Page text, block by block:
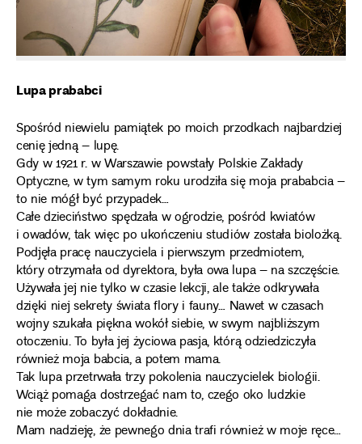
Lupa prababci
Spośród niewielu pamiątek po moich przodkach najbardziej
cenię jedną – lupę.
Gdy w 1921 r. w Warszawie powstały Polskie Zakłady
Optyczne, w tym samym roku urodziła się moja prababcia –
to nie mógł być przypadek…
Całe dzieciństwo spędzała w ogrodzie, pośród kwiatów
i owadów, tak więc po ukończeniu studiów została biolożką.
Podjęła pracę nauczyciela i pierwszym przedmiotem,
który otrzymała od dyrektora, była owa lupa – na szczęście.
Używała jej nie tylko w czasie lekcji, ale także odkrywała
dzięki niej sekrety świata flory i fauny… Nawet w czasach
wojny szukała piękna wokół siebie, w swym najbliższym
otoczeniu. To była jej życiowa pasja, którą odziedziczyła
również moja babcia, a potem mama.
Tak lupa przetrwała trzy pokolenia nauczycielek biologii.
Wciąż pomaga dostrzegać nam to, czego oko ludzkie
nie może zobaczyć dokładnie.
Mam nadzieję, że pewnego dnia trafi również w moje ręce…